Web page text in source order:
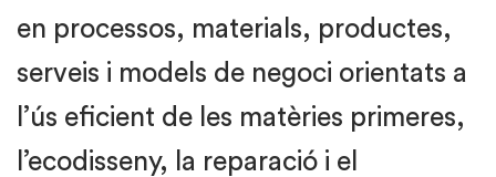
en processos, materials, productes,
serveis i models de negoci orientats a
l’ús eficient de les matèries primeres,
l’ecodisseny, la reparació i el